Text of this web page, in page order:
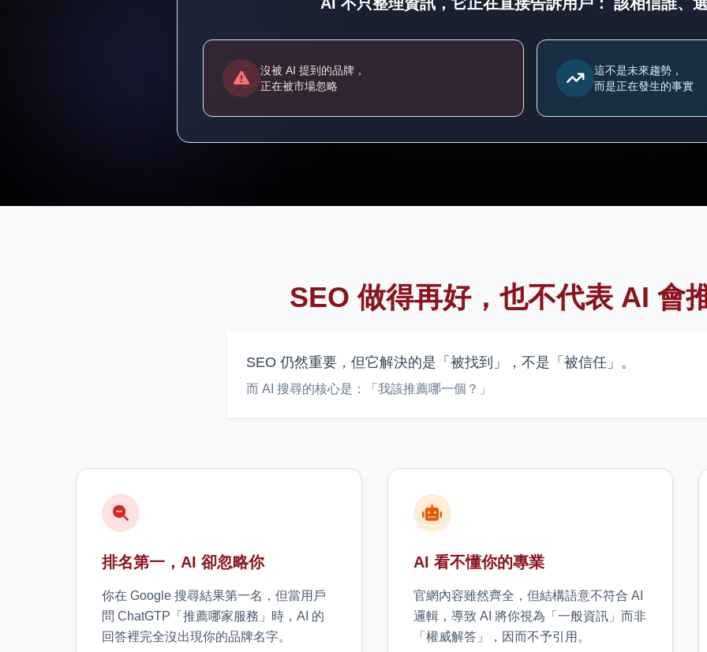
沒被 AI 提到的品牌，
正在被市場忽略
這不是未來趨勢，
而是正在發生的事實
SEO 做得再好，也不代表 AI 會
SEO 仍然重要，但它解決的是「被找到」，不是「被信任」。
而 AI 搜尋的核心是：「我該推薦哪一個？」
排名第一，AI 卻忽略你
你在 Google 搜尋結果第一名，但當用戶
問 ChatGTP「推薦哪家服務」時，AI 的
回答裡完全沒出現你的品牌名字。
AI 看不懂你的專業
官網內容雖然齊全，但結構語意不符合 AI
邏輯，導致 AI 將你視為「一般資訊」而非
「權威解答」，因而不予引用。